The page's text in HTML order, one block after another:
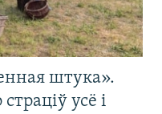
штука».
усё і